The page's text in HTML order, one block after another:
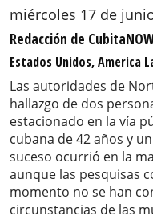
miércoles 17 de
Redacción de
Estados Unidos, America
Las autoridades de
hallazgo de dos
estacionado en la vía
cubana de 42 años y
suceso ocurrió en la
aunque las pesquisas
momento no se han
circunstancias de las